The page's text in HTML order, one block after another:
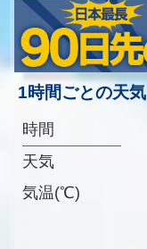
1時間ごとの天気
時間
天気
気温(℃)